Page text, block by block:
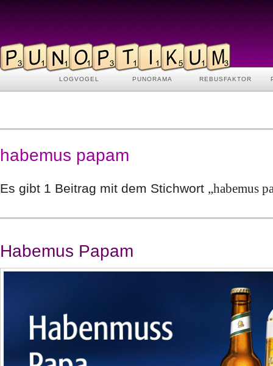
LOGVOGEL PUNORAMA REBUSFAKTOR
habemus papam
Es gibt 1 Beitrag mit dem Stichwort „habemus
Habemus Papam